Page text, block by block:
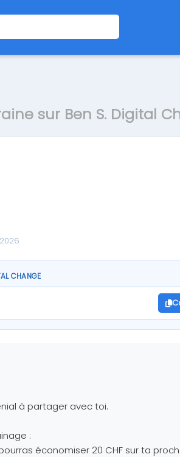
sur Ben S. Digital
CHANGE
à partager avec toi.
:
économiser 20 CHF sur ta